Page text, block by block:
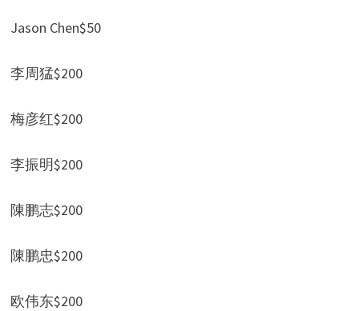
Jason Chen$50
李周猛$200
梅彦红$200
李振明$200
陳鹏志$200
陳鹏忠$200
欧伟东$200